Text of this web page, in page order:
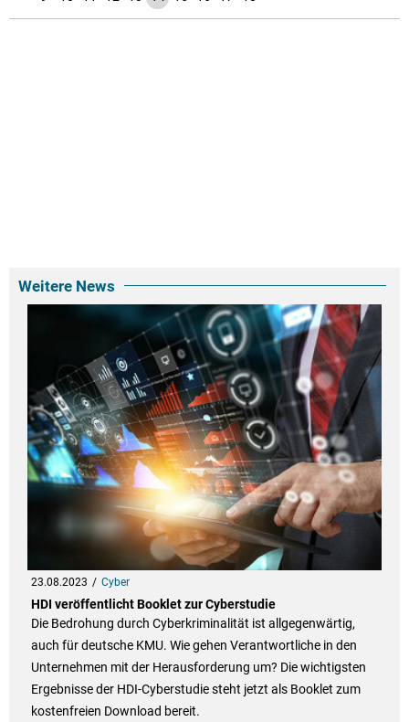
Weitere News
23.08.2023 Cyber
HDI veröffentlicht Booklet zur Cyberstudie
Die Bedrohung durch Cyberkriminalität ist allgegenwärtig,
auch für deutsche KMU. Wie gehen Verantwortliche in den
Unternehmen mit der Herausforderung um? Die wichtigsten
Ergebnisse der HDI-Cyberstudie steht jetzt als Booklet zum
kostenfreien Download bereit.